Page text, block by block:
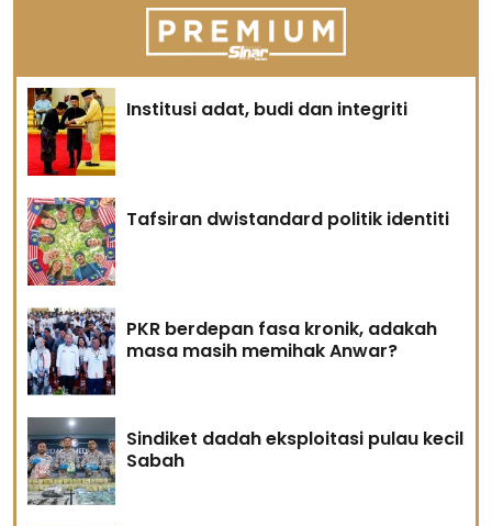
Institusi adat, budi dan integriti
Tafsiran dwistandard politik identiti
PKR berdepan fasa kronik, adakah
masa masih memihak Anwar?
Sindiket dadah eksploitasi pulau kecil
Sabah